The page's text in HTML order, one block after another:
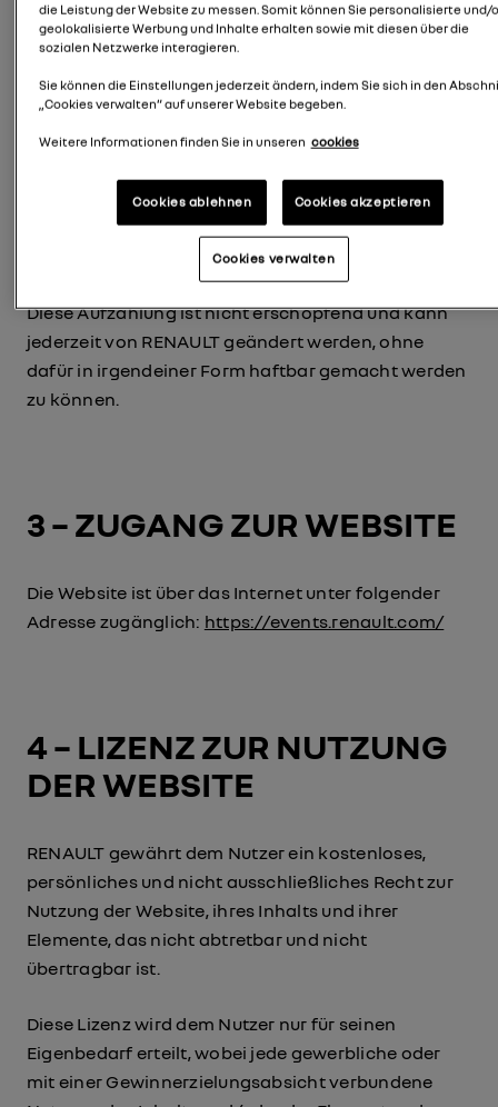
2 – ZWECK DER WEBSITE
Diese Website ist ein Portal, das es dem Nutzer
ermöglicht:
das Event Renault live zu verfolgen
sich über die News i.Z.m. dem Renault-Event zu
Diese Aufzählung ist nicht erschöpfend und kann
jederzeit von RENAULT geändert werden, ohne
dafür in irgendeiner Form haftbar gemacht werden
zu können.
3 – ZUGANG ZUR WEBSITE
Die Website ist über das Internet unter folgender
Adresse zugänglich: https://events.renault.com/
4 – LIZENZ ZUR NUTZUNG
DER WEBSITE
RENAULT gewährt dem Nutzer ein kostenloses,
persönliches und nicht ausschließliches Recht zur
Nutzung der Website, ihres Inhalts und ihrer
Elemente, das nicht abtretbar und nicht
übertragbar ist.
Diese Lizenz wird dem Nutzer nur für seinen
Eigenbedarf erteilt, wobei jede gewerbliche oder
mit einer Gewinnerzielungsabsicht verbundene
die Leistung der Website zu messen. Somit können Sie personalisierte und/
geolokalisierte Werbung und Inhalte erhalten sowie mit diesen über die
sozialen Netzwerke interagieren.
Sie können die Einstellungen jederzeit ändern, indem Sie sich in den
„Cookies verwalten“ auf unserer Website begeben.
Weitere Informationen finden Sie in unseren cookies
Cookies ablehnen Cookies akzeptieren
Cookies verwalten